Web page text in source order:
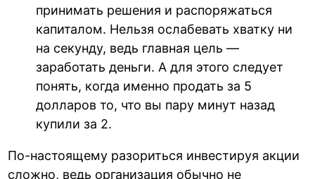
принимать решения и распоряжаться
капиталом. Нельзя ослабевать хватку ни
на секунду, ведь главная цель —
заработать деньги. А для этого следует
понять, когда именно продать за 5
долларов то, что вы пару минут назад
купили за 2.
По-настоящему разориться инвестируя акции
сложно, ведь организация обычно не